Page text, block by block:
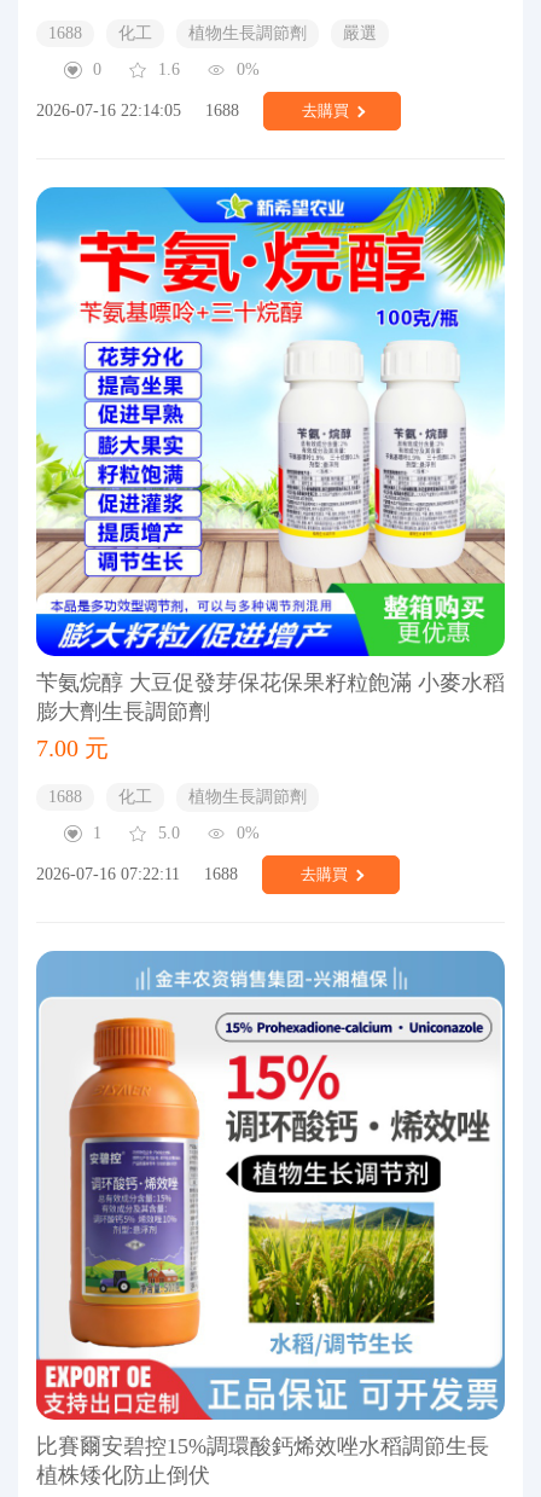
1688 化工 植物生長調節劑
嚴選
0
1.6 0%
2026-07-16 22:14:05 1688 去購買
苄氨烷醇 大豆促發芽保花保果籽粒飽滿 小麥水稻
膨大劑生長調節劑
7.00 元
1688 化工
植物生長調節劑
1
5.0 0%
2026-07-16 07:22:11 1688 去購買
比賽爾安碧控15%調環酸鈣烯效唑水稻調節生長
植株矮化防止倒伏